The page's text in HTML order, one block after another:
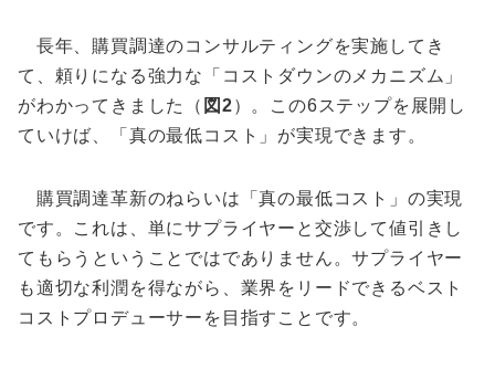
長年、購買調達のコンサルティングを実施してき
て、頼りになる強力な「コストダウンのメカニズム」
がわかってきました（ 図2）。この6ステップを展開し
ていけば、「真の最低コスト」が実現できます。
購買調達革新のねらいは「真の最低コスト」の実現
です。これは、単にサプライヤーと交渉して値引きし
てもらうということではでありません。サプライヤー
も適切な利潤を得ながら、業界をリードできるベスト
コストプロデューサーを目指すことです。